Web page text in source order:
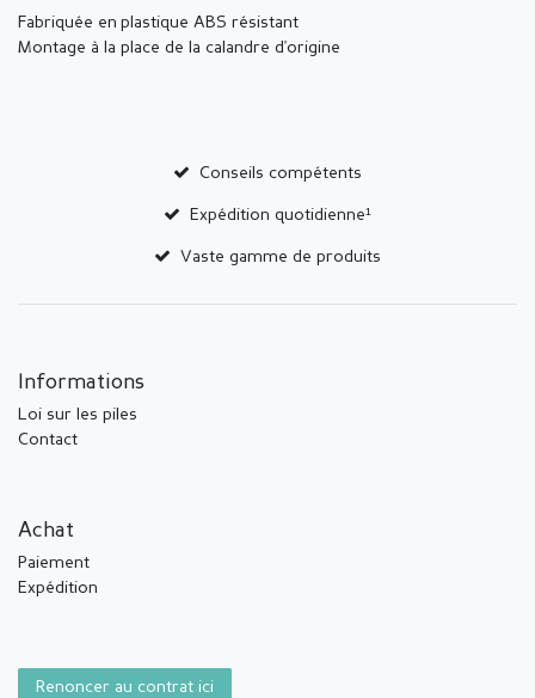
Fabriquée en plastique ABS résistant
Montage à la place de la calandre d'origine
Conseils compétents
Expédition quotidienne¹
Vaste gamme de produits
Informations
Loi sur les piles
Contact
Achat
Paiement
Expédition
Renoncer au contrat ici